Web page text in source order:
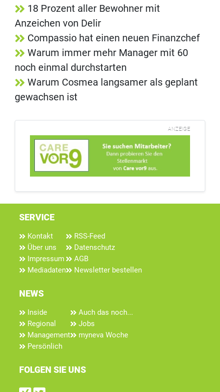
18 Prozent aller Bewohner mit
Anzeichen von Delir
Compassio hat einen neuen Finanzchef
Warum immer mehr Manager mit 60
noch einmal durchstarten
Warum Cosmea langsamer als geplant
gewachsen ist
ANZEIGE
SERVICE
Kontakt
Über uns
Impressum
Mediadaten
RSS-Feed
Datenschutz
AGB
Newsletter bestellen
NEWS
Inside
Regional
Management
Persönlich
Auch das noch...
Jobs
myneva Woche
FOLGEN SIE UNS